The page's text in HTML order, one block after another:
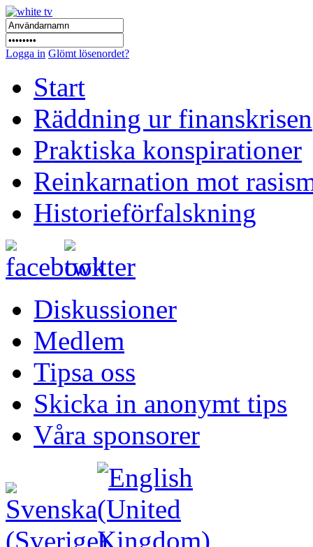
Logga in Glömt lösenordet?
Start
Räddning ur finanskrisen
Praktiska konspirationer
Reinkarnation mot
Historieförfalskning
Diskussioner
Medlem
Tipsa oss
Skicka in anonymt tips
Våra sponsorer